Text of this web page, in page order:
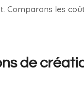
Comparons les
de